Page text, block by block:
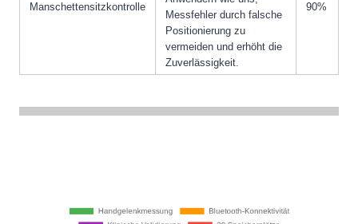
Manschettensitzkontrolle
Messfehler durch falsche
Positionierung zu
vermeiden und erhöht die
Zuverlässigkeit.
90%